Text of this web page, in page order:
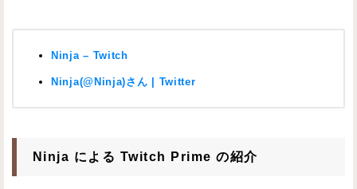
Ninja – Twitch
Ninja(@Ninja)さん | Twitter
Ninja による Twitch Prime の紹介